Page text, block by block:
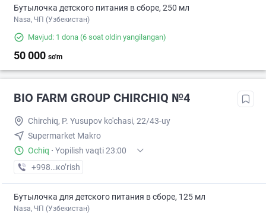
Бутылочка детского питания в сборе, 250 мл
Nasa, ЧП (Узбекистан)
Mavjud: 1 dona (6 soat oldin yangilangan)
50 000 so'm
BIO FARM GROUP CHIRCHIQ №4
Chirchiq, P. Yusupov ko'chasi, 22/43-uy
Supermarket Makro
Ochiq · Yopilish vaqti 23:00
+998 (50) XXX-XX-XX
кo’rish
Бутылочка для детского питания в сборе, 125 мл
Nasa, ЧП (Узбекистан)